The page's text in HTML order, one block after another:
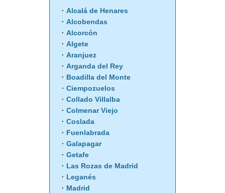
Alcalá de Henares
Alcobendas
Alcorcón
Algete
Aranjuez
Arganda del Rey
Boadilla del Monte
Ciempozuelos
Collado Villalba
Colmenar Viejo
Coslada
Fuenlabrada
Galapagar
Getafe
Las Rozas de Madrid
Leganés
Madrid